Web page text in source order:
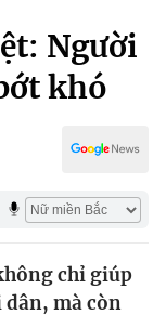
Người
khó
chỉ giúp
mà còn